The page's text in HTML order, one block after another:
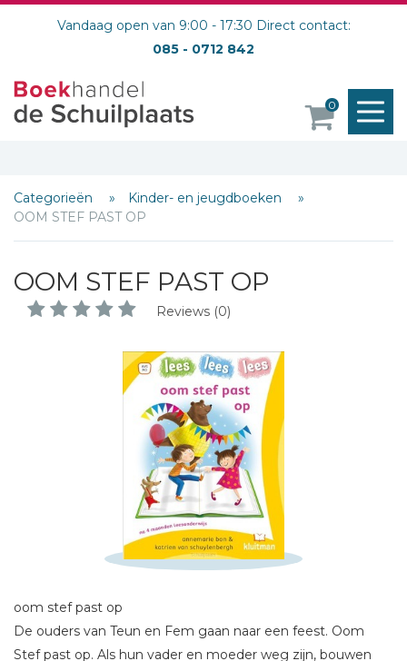
Vandaag open van 9:00 - 17:30 Direct contact:
085 - 0712 842
0
Categorieën
Kinder- en jeugdboeken
OOM STEF PAST OP
OOM STEF PAST OP
Reviews (0)
oom stef past op
De ouders van Teun en Fem gaan naar een feest. Oom
Stef past op. Als hun vader en moeder weg zijn, bouwen
Schrijf hieronder je review!
Naam *
E-mail *